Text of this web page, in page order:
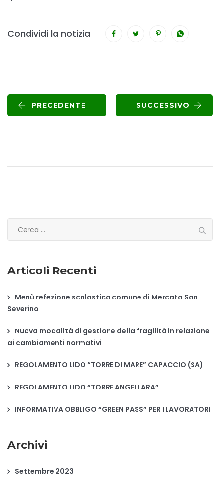
Condividi la notizia
PRECEDENTE SUCCESSIVO
r
a
p
r
:
Articoli Recenti
Menù refezione scolastica comune di Mercato San
Severino
Nuova modalità di gestione della fragilità in relazione
ai cambiamenti normativi
REGOLAMENTO LIDO “TORRE DI MARE” CAPACCIO (SA)
REGOLAMENTO LIDO “TORRE ANGELLARA”
INFORMATIVA OBBLIGO “GREEN PASS” PER I LAVORATORI
Archivi
Settembre 2023